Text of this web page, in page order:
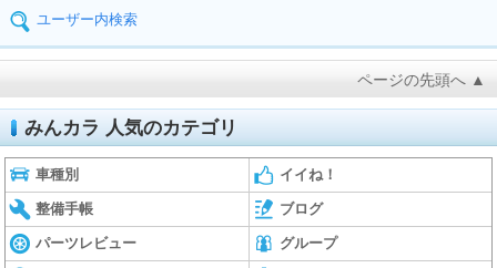
ユーザー内検索
ページの先頭へ ▲
みんカラ 人気のカテゴリ
車種別 イイね！
整備手帳 ブログ
パーツレビュー グループ